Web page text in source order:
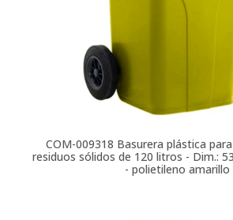
COM-009318 Basurera plástica
residuos sólidos de 120 litros - Dim.:
- polietileno amarillo